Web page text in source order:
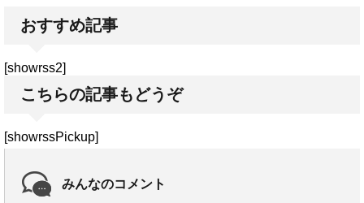
おすすめ記事
[showrss2]
こちらの記事もどうぞ
[showrssPickup]
みんなのコメント